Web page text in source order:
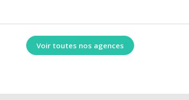
Voir toutes nos agences